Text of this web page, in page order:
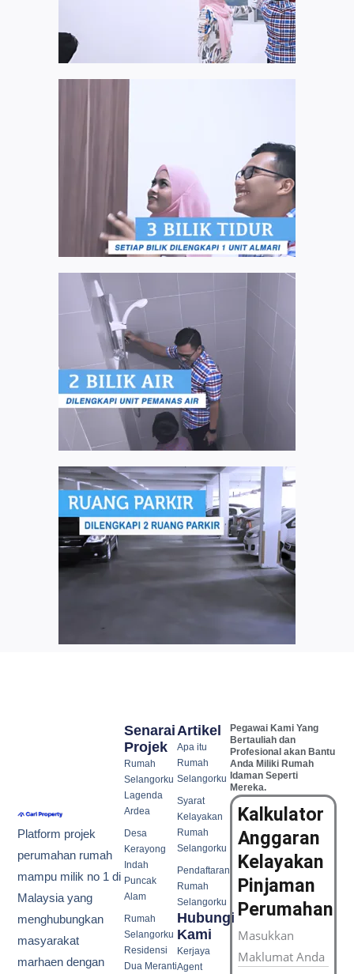
Platform projek
perumahan rumah
mampu milik no 1 di
Malaysia yang
menghubungkan
masyarakat
marhaen dengan
Artikel
Apa itu
Rumah
Selangorku
Syarat
Kelayakan
Rumah
Selangorku
Pendaftaran
Rumah
Selangorku
Hubungi
Kami
Kerjaya
Agent
Senarai
Projek
Rumah
Selangorku
Lagenda
Ardea
Desa
Kerayong
Indah
Puncak
Alam
Rumah
Selangorku
Residensi
Dua Meranti
Pegawai Kami Yang
Bertauliah dan
Profesional akan Bantu
Anda Miliki Rumah
Idaman Seperti
Mereka.
Kalkulator
Anggaran
Kelayakan
Pinjaman
Perumahan
Masukkan
Maklumat Anda